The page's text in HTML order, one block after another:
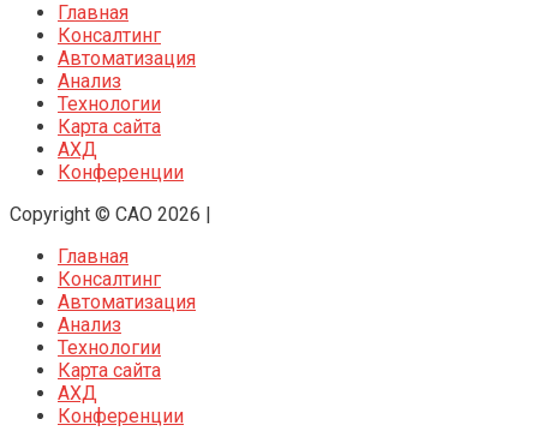
Главная
Консалтинг
Автоматизация
Анализ
Технологии
Карта сайта
АХД
Конференции
Copyright © CAO 2026
Главная
Консалтинг
Автоматизация
Анализ
Технологии
Карта сайта
АХД
Конференции